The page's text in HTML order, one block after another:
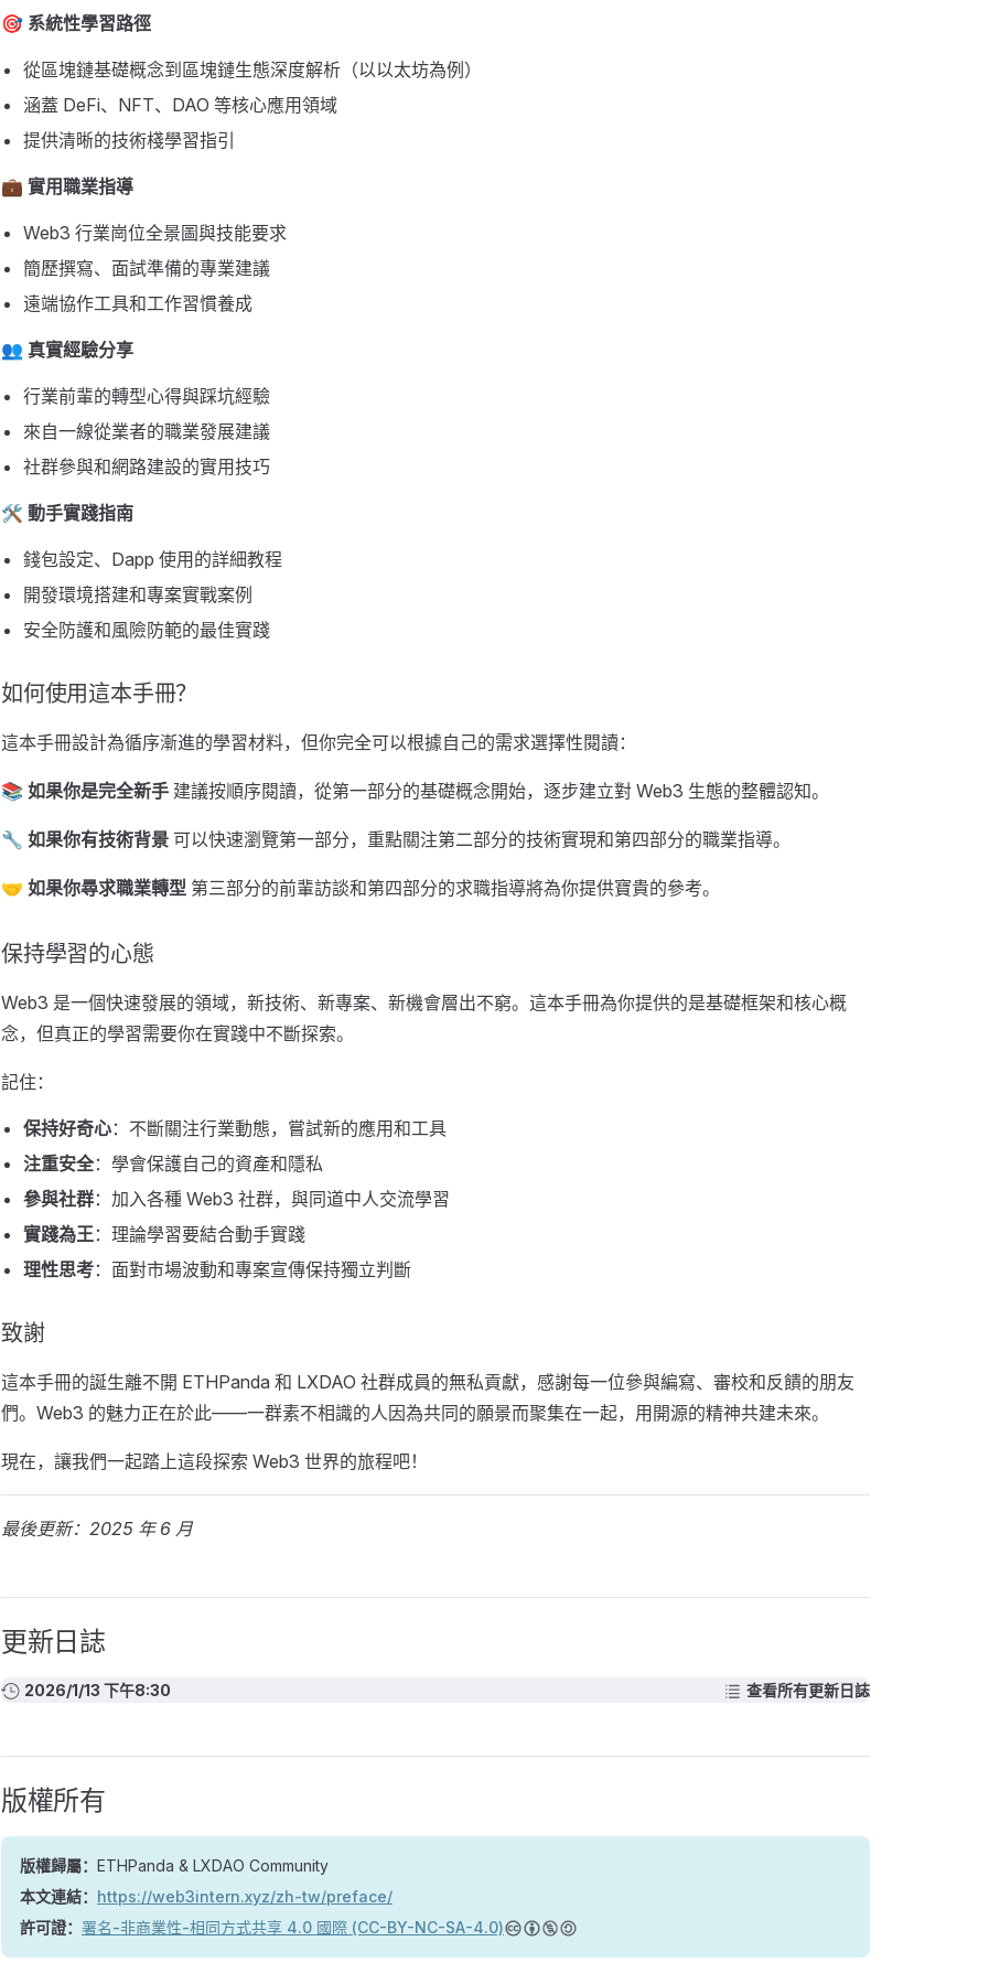
🎯 系統性學習路徑
從區塊鏈基礎概念到區塊鏈生態深度解析（以以太坊為例）
涵蓋 DeFi、NFT、DAO 等核心應用領域
提供清晰的技術棧學習指引
💼 實用職業指導
Web3 行業崗位全景圖與技能要求
簡歷撰寫、面試準備的專業建議
遠端協作工具和工作習慣養成
👥 真實經驗分享
行業前輩的轉型心得與踩坑經驗
來自一線從業者的職業發展建議
社群參與和網路建設的實用技巧
🛠️ 動手實踐指南
錢包設定、Dapp 使用的詳細教程
開發環境搭建和專案實戰案例
安全防護和風險防範的最佳實踐
如何使用這本手冊？
這本手冊設計為循序漸進的學習材料，但你完全可以根據自己的需求選擇性閱讀：
📚 如果你是完全新手 建議按順序閱讀，從第一部分的基礎概念開始，逐步建立對 Web3 生態的整體認知。
🔧 如果你有技術背景 可以快速瀏覽第一部分，重點關注第二部分的技術實現和第四部分的職業指導。
🤝 如果你尋求職業轉型 第三部分的前輩訪談和第四部分的求職指導將為你提供寶貴的參考。
保持學習的心態
Web3 是一個快速發展的領域，新技術、新專案、新機會層出不窮。這本手冊為你提供的是基礎框架和核心概
念，但真正的學習需要你在實踐中不斷探索。
記住：
保持好奇心：不斷關注行業動態，嘗試新的應用和工具
注重安全：學會保護自己的資產和隱私
參與社群：加入各種 Web3 社群，與同道中人交流學習
實踐為王：理論學習要結合動手實踐
理性思考：面對市場波動和專案宣傳保持獨立判斷
致謝
這本手冊的誕生離不開 ETHPanda 和 LXDAO 社群成員的無私貢獻，感謝每一位參與編寫、審校和反饋的朋友
們。Web3 的魅力正在於此——一群素不相識的人因為共同的願景而聚集在一起，用開源的精神共建未來。
現在，讓我們一起踏上這段探索 Web3 世界的旅程吧！
最後更新：2025 年 6 月
更新日誌
2026/1/13 下午8:30 查看所有更新日誌
版權所有
版權歸屬： ETHPanda & LXDAO Community
本文連結： https://web3intern.xyz/zh-tw/preface/
許可證： 署名-非商業性-相同方式共享 4.0 國際 (CC-BY-NC-SA-4.0)